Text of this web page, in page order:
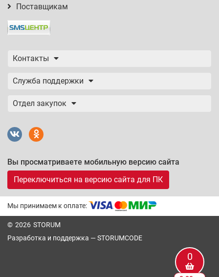
0
Поставщикам
Контакты
Служба поддержки
Отдел закупок
Вы просматриваете мобильную версию сайта
Переключиться на версию сайта для ПК
Мы принимаем к оплате:
© 2026 STORUM
Разработка и поддержка — STORUMCODE